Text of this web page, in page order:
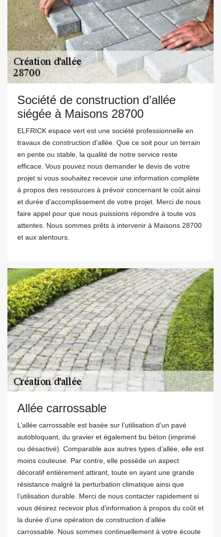
Société de construction d’allée
siégée à Maisons 28700
ELFRICK espace vert est une société professionnelle en
travaux de construction d’allée. Que ce soit pour un terrain
en pente ou stable, la qualité de notre service reste
efficace. Vous pouvez nous demander le devis de votre
projet si vous souhaitez recevoir une information complète
à propos des ressources à prévoir concernant le coût ainsi
et durée d’accomplissement de votre projet. Merci de nous
faire appel pour que nous puissions répondre à toute vos
attentes. Nous sommes prêts à intervenir à Maisons 28700
et aux alentours.
Allée carrossable
L’allée carrossable est basée sur l’utilisation d’un pavé
autobloquant, du gravier et également bu béton (imprimé
ou désactivé). Comparable aux autres types d’allée, elle est
moins couteuse. Par contre, elle possède un aspect
décoratif entièrement attirant, toute en ayant une grande
résistance malgré la perturbation climatique ainsi que
l’utilisation durable. Merci de nous contacter rapidement si
vous désirez recevoir plus d’information à propos du coût et
la durée d’une opération de construction d’allée
carrossable. Nous sommes continuellement à votre écoute